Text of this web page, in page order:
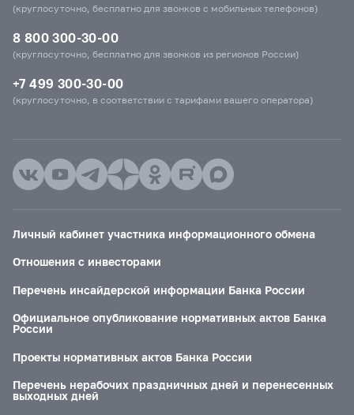
(круглосуточно, бесплатно для звонков с мобильных телефонов)
8 800 300-30-00
(круглосуточно, бесплатно для звонков из регионов России)
+7 499 300-30-00
(круглосуточно, в соответствии с тарифами вашего оператора)
Личный кабинет участника информационного обмена
Отношения с инвесторами
Перечень инсайдерской информации Банка России
Официальное опубликование нормативных актов Банка
России
Проекты нормативных актов Банка России
Перечень нерабочих праздничных дней и перенесенных
выходных дней